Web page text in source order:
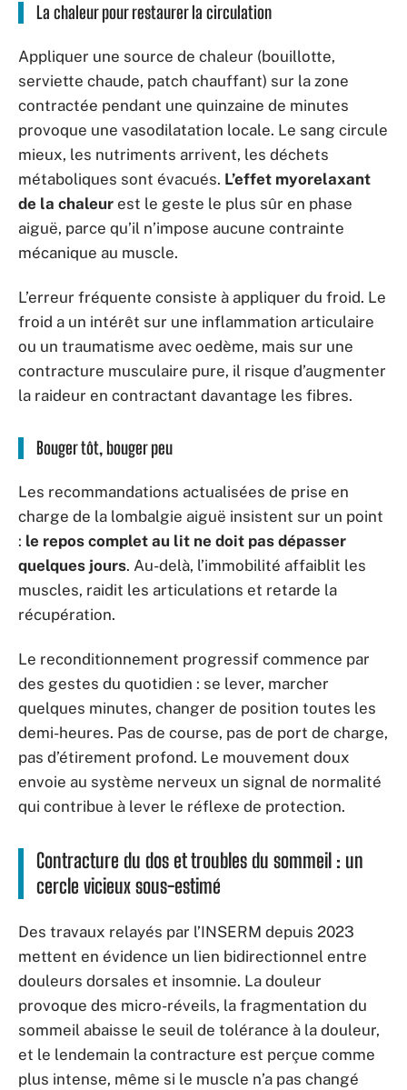
La chaleur pour restaurer la circulation
Appliquer une source de chaleur (bouillotte,
serviette chaude, patch chauffant) sur la zone
contractée pendant une quinzaine de minutes
provoque une vasodilatation locale. Le sang circule
mieux, les nutriments arrivent, les déchets
métaboliques sont évacués. L’effet myorelaxant
de la chaleur est le geste le plus sûr en phase
aiguë, parce qu’il n’impose aucune contrainte
mécanique au muscle.
L’erreur fréquente consiste à appliquer du froid. Le
froid a un intérêt sur une inflammation articulaire
ou un traumatisme avec oedème, mais sur une
contracture musculaire pure, il risque d’augmenter
la raideur en contractant davantage les fibres.
Bouger tôt, bouger peu
Les recommandations actualisées de prise en
charge de la lombalgie aiguë insistent sur un point
: le repos complet au lit ne doit pas dépasser
quelques jours. Au-delà, l’immobilité affaiblit les
muscles, raidit les articulations et retarde la
récupération.
Le reconditionnement progressif commence par
des gestes du quotidien : se lever, marcher
quelques minutes, changer de position toutes les
demi-heures. Pas de course, pas de port de charge,
pas d’étirement profond. Le mouvement doux
envoie au système nerveux un signal de normalité
qui contribue à lever le réflexe de protection.
Contracture du dos et troubles du sommeil : un
cercle vicieux sous-estimé
Des travaux relayés par l’INSERM depuis 2023
mettent en évidence un lien bidirectionnel entre
douleurs dorsales et insomnie. La douleur
provoque des micro-réveils, la fragmentation du
sommeil abaisse le seuil de tolérance à la douleur,
et le lendemain la contracture est perçue comme
plus intense, même si le muscle n’a pas changé